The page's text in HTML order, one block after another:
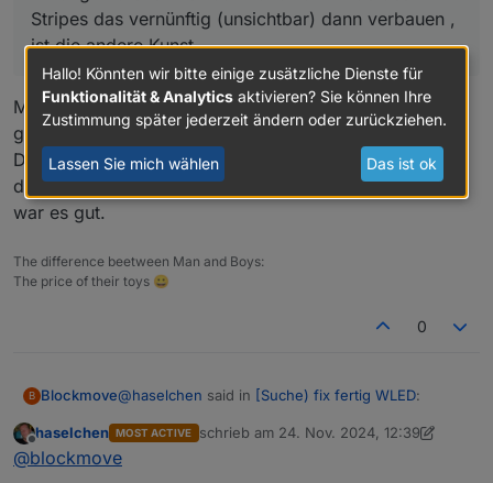
Stripes das vernünftig (unsichtbar) dann verbauen ,
ist die andere Kunst.
Mit ESP8266 habe ich keine guten erfahrungen
gemacht.
Da gab's Probleme mit der WLAN-Stabilität. Ich hab
dann neue Controller mit ESP32 verwendet und dann
war es gut.
The difference beetween Man and Boys:
The price of their toys 😀
0
B Blockmove@haselchen said in [Suche) fix fertig WLED:
Offline
haselchen MOST ACTIVE schrieb am 24. Nov. 2024, 12:39
zuletzt editiert von haselchen
@blockmove
Hallo! Könnten wir bitte einige zusätzliche Dienste für
Funktionalität & Analytics aktivieren? Sie können Ihre
Zustimmung später jederzeit ändern oder zurückziehen.
Lassen Sie mich wählen Das ist ok